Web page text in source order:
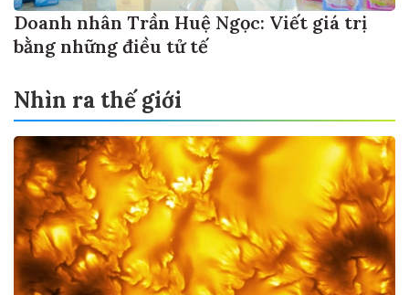
Doanh nhân Trần Huệ Ngọc: Viết giá trị
bằng những điều tử tế
Nhìn ra thế giới